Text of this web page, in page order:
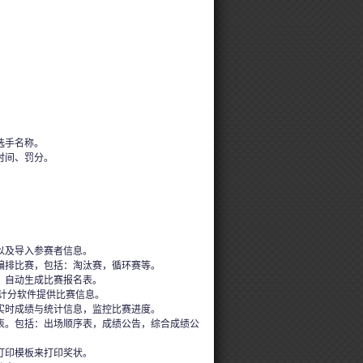
名称。
、罚分。
导入参赛者信息。
比赛，包括：淘汰赛，循环赛等。
动生成比赛报名表。
分软件提供比赛信息。
成绩与统计信息，监控比赛进度。
。包括：出场顺序表，成绩公告，综合成绩公
模板来打印奖状。